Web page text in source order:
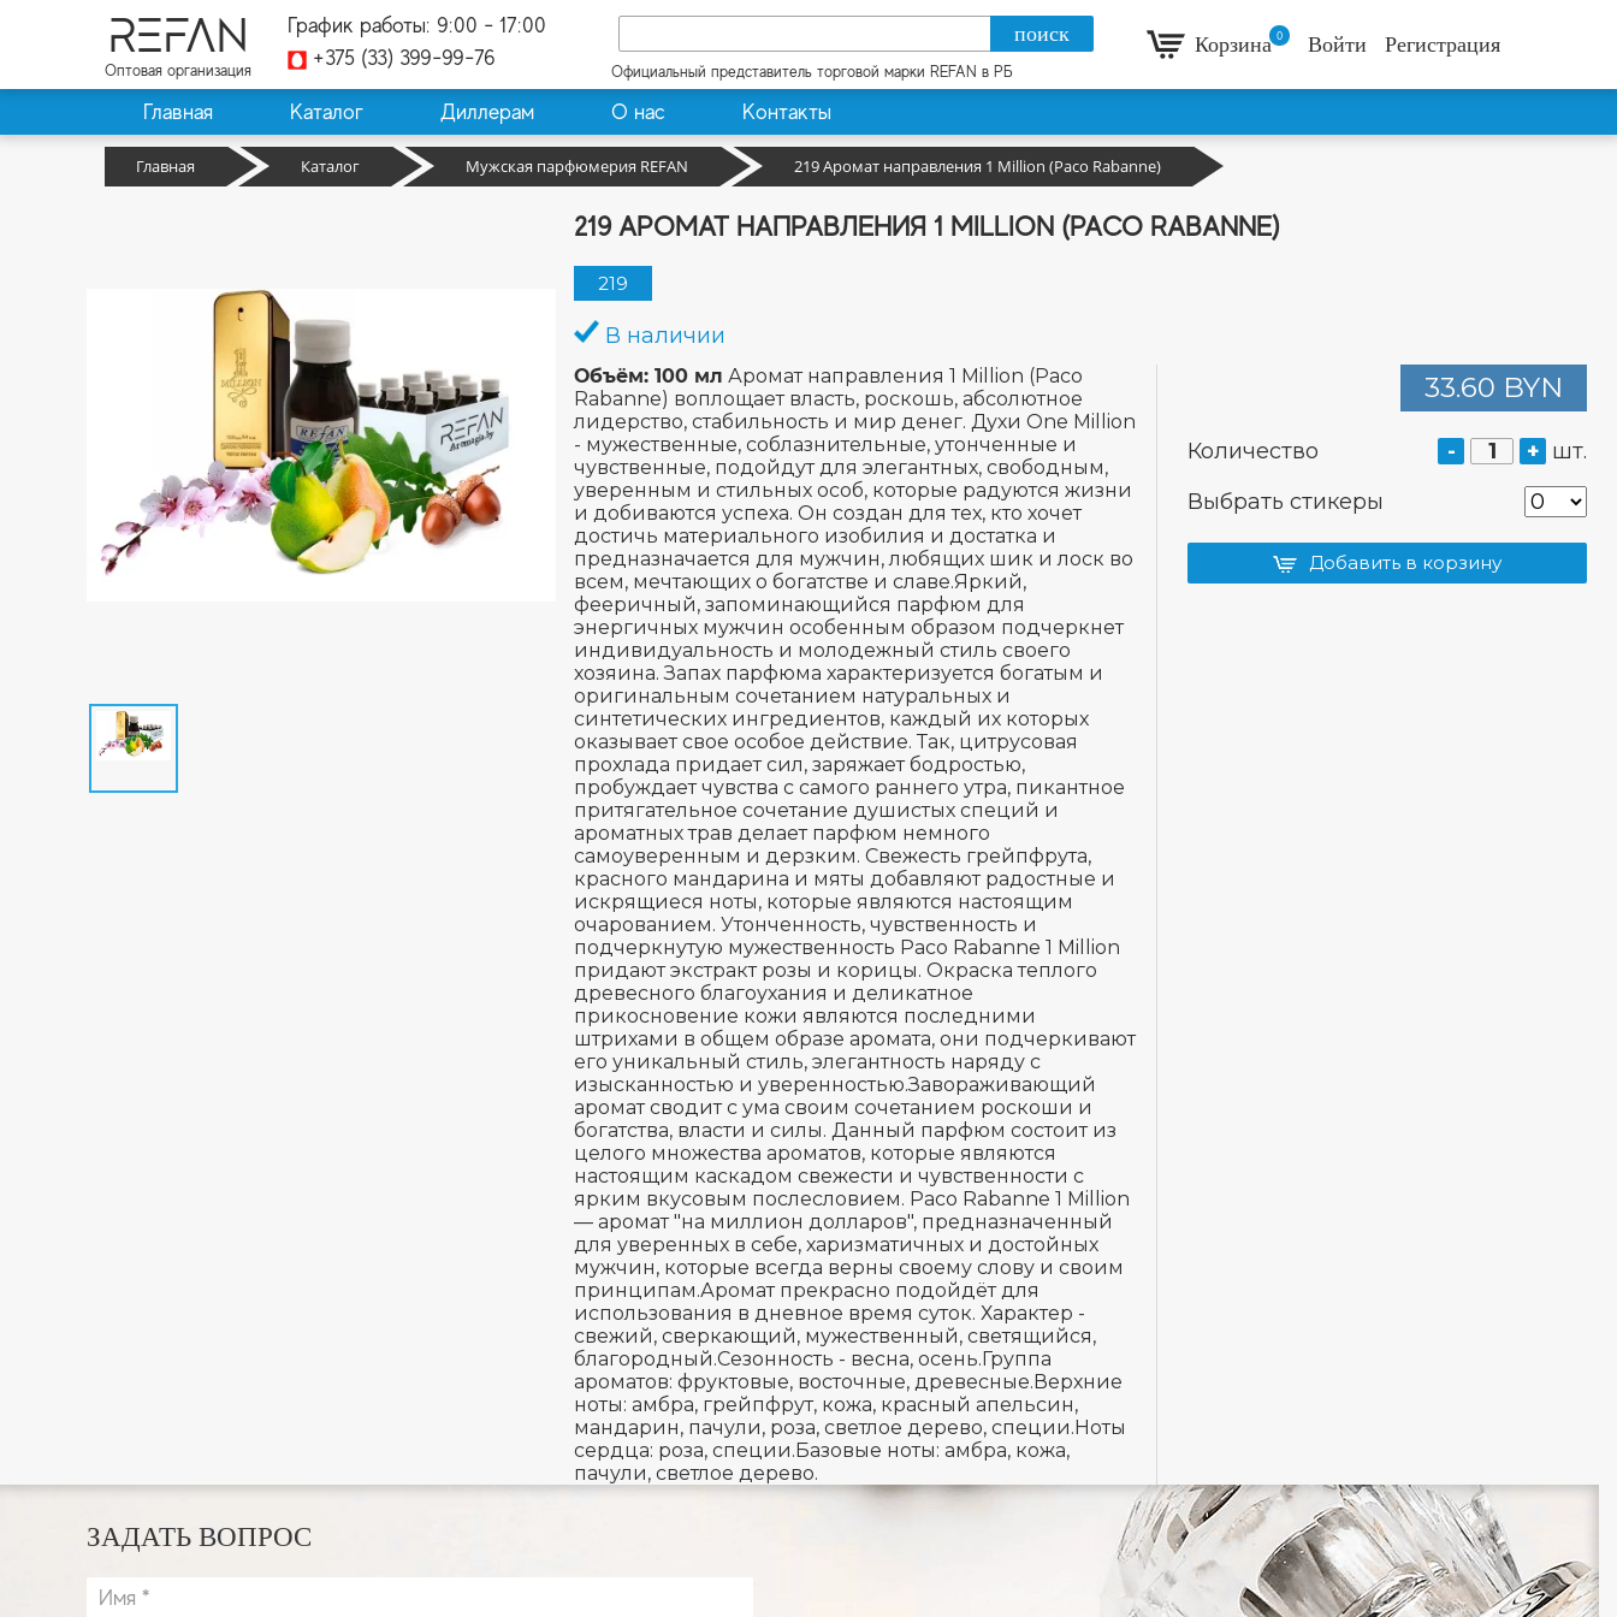
REFAN
Оптовая организация
График работы: 9:00 - 17:00
+375 (33) 399-99-76
Официальный представитель торговой марки REFAN в РБ
Корзина 0 Войти Регистрация
Главная Каталог Диллерам О нас Контакты
Главная Каталог Мужская парфюмерия REFAN 219 Аромат направления 1 Million (Paco Rabanne)
219 АРОМАТ НАПРАВЛЕНИЯ 1 MILLION (PACO RABANNE)
219
В наличии
Объём: 100 мл Аромат направления 1 Million (Paco
Rabanne) воплощает власть, роскошь, абсолютное
лидерство, стабильность и мир денег. Духи One Million
- мужественные, соблазнительные, утонченные и
чувственные, подойдут для элегантных, свободным,
уверенным и стильных особ, которые радуются жизни
и добиваются успеха. Он создан для тех, кто хочет
достичь материального изобилия и достатка и
предназначается для мужчин, любящих шик и лоск во
всем, мечтающих о богатстве и славе.Яркий,
фееричный, запоминающийся парфюм для
энергичных мужчин особенным образом подчеркнет
индивидуальность и молодежный стиль своего
хозяина. Запах парфюма характеризуется богатым и
оригинальным сочетанием натуральных и
синтетических ингредиентов, каждый их которых
оказывает свое особое действие. Так, цитрусовая
прохлада придает сил, заряжает бодростью,
пробуждает чувства с самого раннего утра, пикантное
притягательное сочетание душистых специй и
ароматных трав делает парфюм немного
самоуверенным и дерзким. Свежесть грейпфрута,
красного мандарина и мяты добавляют радостные и
искрящиеся ноты, которые являются настоящим
очарованием. Утонченность, чувственность и
подчеркнутую мужественность Paco Rabanne 1 Million
придают экстракт розы и корицы. Окраска теплого
древесного благоухания и деликатное
прикосновение кожи являются последними
штрихами в общем образе аромата, они подчеркивают
его уникальный стиль, элегантность наряду с
изысканностью и уверенностью.Завораживающий
аромат сводит с ума своим сочетанием роскоши и
богатства, власти и силы. Данный парфюм состоит из
целого множества ароматов, которые являются
настоящим каскадом свежести и чувственности с
ярким вкусовым послесловием. Paco Rabanne 1 Million
— аромат "на миллион долларов", предназначенный
для уверенных в себе, харизматичных и достойных
мужчин, которые всегда верны своему слову и своим
принципам.Аромат прекрасно подойдёт для
использования в дневное время суток. Характер -
свежий, сверкающий, мужественный, светящийся,
благородный.Сезонность - весна, осень.Группа
ароматов: фруктовые, восточные, древесные.Верхние
ноты: амбра, грейпфрут, кожа, красный апельсин,
мандарин, пачули, роза, светлое дерево, специи.Ноты
сердца: роза, специи.Базовые ноты: амбра, кожа,
пачули, светлое дерево.
33.60 BYN
Количество - + шт.
Выбрать стикеры
Добавить в корзину
ЗАДАТЬ ВОПРОС